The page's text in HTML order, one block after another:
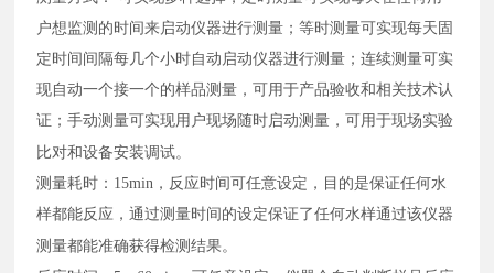
户想监测的时间来启动仪器进行测量；等时测量可实现每天固
定时间间隔每几个小时自动启动仪器进行测量；连续测量可实
现自动一个接一个的样品测量，可用于产品验收和相关技术认
证；手动测量可实现用户现场随时启动测量，可用于现场实验
比对和设备安装调试。
测量耗时： 15min，反应时间可任意设定，目的是保证任何水
样都能反应，通过测量时间的设定保证了任何水样通过该仪器
测量都能准确获得检测结果。